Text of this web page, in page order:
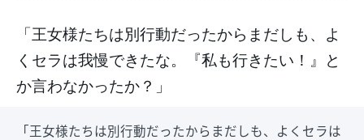
「王女様たちは別行動だったからまだしも、よ
くセラは我慢できたな。『私も行きたい！』と
か言わなかったか？」
「王女様たちは別行動だったからまだしも、よくセラは